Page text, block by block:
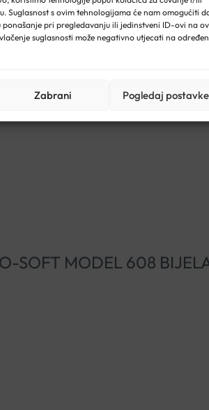
Suglasnost s ovim tehnologijama će nam omogućiti
pri pregledavanju ili jedinstveni ID-ovi na
suglasnosti može negativno utjecati na
Zabrani Pogledaj postavke
SOFT MODEL 608